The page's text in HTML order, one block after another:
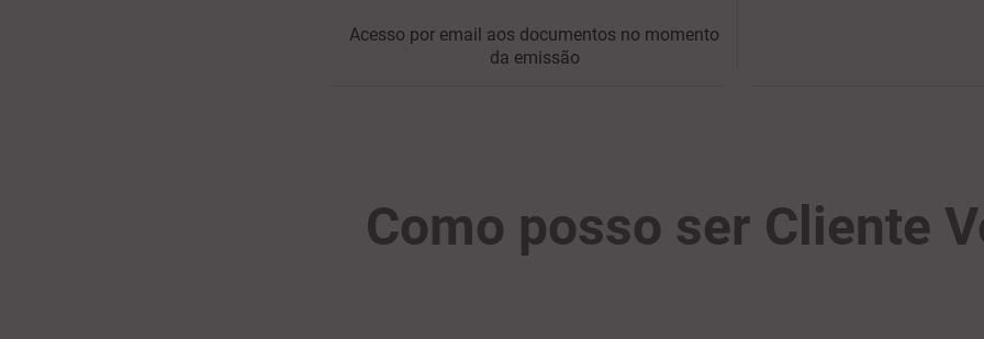
Acesso por email aos documentos no momento
da emissão
Como posso ser Cliente